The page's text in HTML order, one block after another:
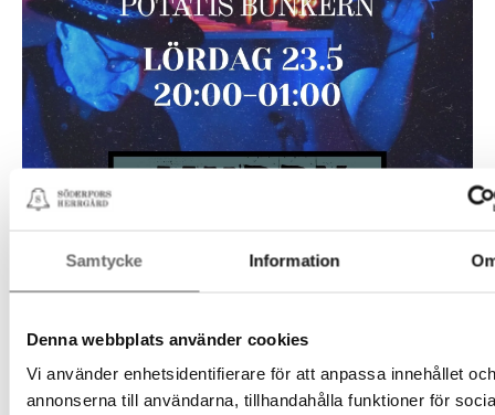
Samtycke Information
Denna webbplats använder cookies
Vi använder enhetsidentifierare för att anpassa innehållet och
annonserna till användarna, tillhandahålla funktioner för